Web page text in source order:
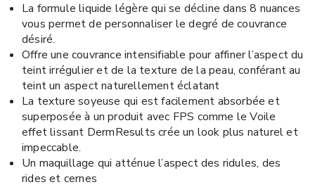
La formule liquide légère qui se décline dans 8 nuances
vous permet de personnaliser le degré de couvrance
désiré.
Offre une couvrance intensifiable pour affiner l’aspect du
teint irrégulier et de la texture de la peau, conférant au
teint un aspect naturellement éclatant
La texture soyeuse qui est facilement absorbée et
superposée à un produit avec FPS comme le Voile
effet lissant DermResults crée un look plus naturel et
impeccable.
Un maquillage qui atténue l’aspect des ridules, des
rides et cernes